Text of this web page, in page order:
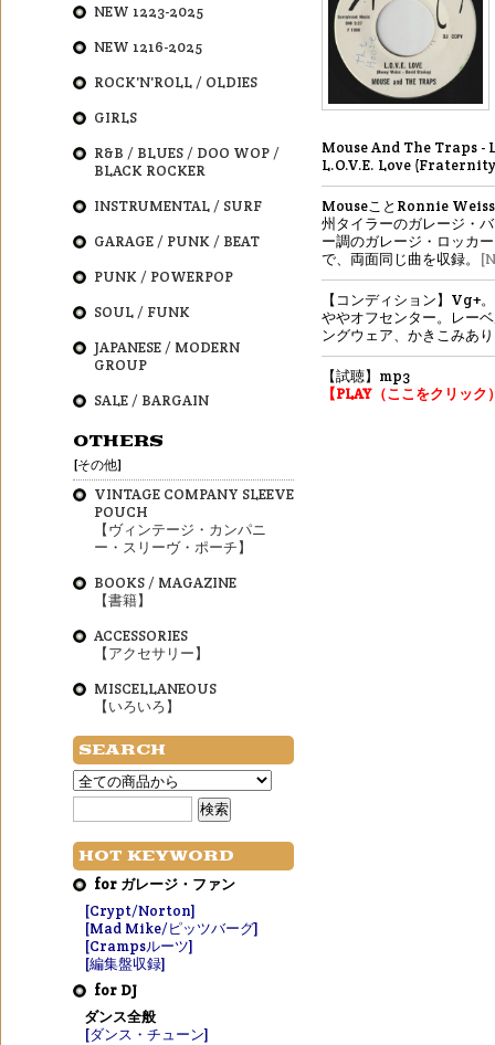
Mouse And The Traps -
L.O.V.E. Love
MouseことRonnie
州タイラーのガレージ・
ー調のガレージ・ロッカ
で、両面同じ曲を収録。
【コンディション】Vg+
ややオフセンター。レー
ングウェア、かきこみあ
【試聴】mp3
【PLAY（ここをクリック
NEW 1223-2025
NEW 1216-2025
ROCK'N'ROLL / OLDIES
GIRLS
R&B / BLUES / DOO WOP /
BLACK ROCKER
INSTRUMENTAL / SURF
GARAGE / PUNK / BEAT
PUNK / POWERPOP
SOUL / FUNK
JAPANESE / MODERN
GROUP
SALE / BARGAIN
OTHERS
[その他]
VINTAGE COMPANY SLEEVE
POUCH
【ヴィンテージ・カンパニ
ー・スリーヴ・ポーチ】
BOOKS / MAGAZINE
【書籍】
ACCESSORIES
【アクセサリー】
MISCELLANEOUS
【いろいろ】
SEARCH
HOT KEYWORD
for ガレージ・ファン
[Crypt/Norton]
[Mad Mike/ピッツバーグ]
[Crampsルーツ]
[編集盤収録]
for DJ
ダンス全般
[ダンス・チューン]